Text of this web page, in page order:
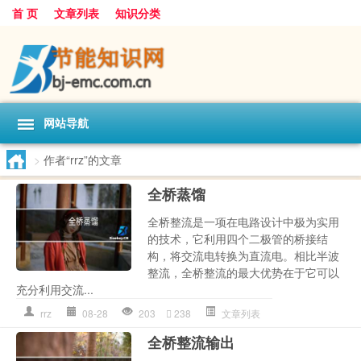
首 页 文章列表 知识分类
网站导航
> 作者“rrz”的文章
全桥蒸馏
全桥整流是一项在电路设计中极为实用
的技术，它利用四个二极管的桥接结
构，将交流电转换为直流电。相比半波
整流，全桥整流的最大优势在于它可以
充分利用交流...
rrz 08-28 203 238 文章列表
全桥整流输出